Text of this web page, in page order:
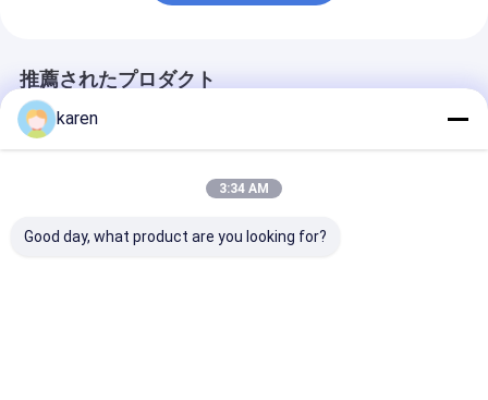
推薦されたプロダクト
karen
3:34 AM
Good day, what product are you looking for?